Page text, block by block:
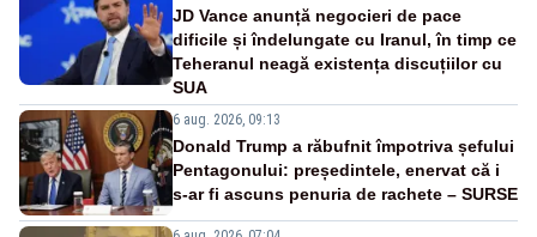
JD Vance anunță negocieri de pace
dificile și îndelungate cu Iranul, în timp ce
Teheranul neagă existența discuțiilor cu
SUA
6 aug. 2026, 09:13
Donald Trump a răbufnit împotriva șefului
Pentagonului: președintele, enervat că i
s-ar fi ascuns penuria de rachete – SURSE